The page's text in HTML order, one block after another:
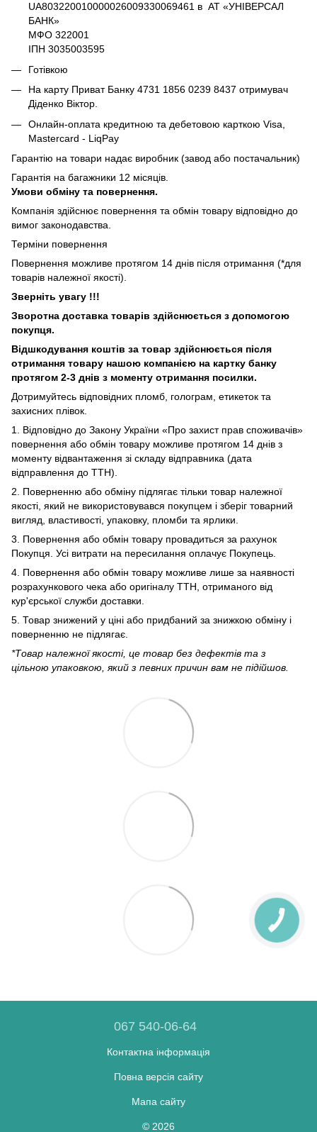
UA803220010000026009330069461 в АТ «УНІВЕРСАЛ
БАНК»
МФО 322001
ІПН 3035003595
Готівкою
На карту Приват Банку 4731 1856 0239 8437 отримувач
Діденко Віктор.
Онлайн-оплата кредитною та дебетовою карткою Visa,
Mastercard - LiqPay
Гарантію на товари надає виробник (завод або постачальник)
Гарантія на багажники 12 місяців.
Умови обміну та повернення.
Компанія здійснює повернення та обмін товару відповідно до
вимог законодавства.
Терміни повернення
Повернення можливе протягом 14 днів після отримання (*для
товарів належної якості).
Зверніть увагу !!!
Зворотна доставка товарів здійснюється з допомогою
покупця.
Відшкодування коштів за товар здійснюється після
отримання товару нашою компанією на картку банку
протягом 2-3 днів з моменту отримання посилки.
Дотримуйтесь відповідних пломб, голограм, етикеток та
захисних плівок.
1. Відповідно до Закону України «Про захист прав споживачів»
повернення або обмін товару можливе протягом 14 днів з
моменту відвантаження зі складу відправника (дата
відправлення до ТТН).
2. Поверненню або обміну підлягає тільки товар належної
якості, який не використовувався покупцем і зберіг товарний
вигляд, властивості, упаковку, пломби та ярлики.
3. Повернення або обмін товару провадиться за рахунок
Покупця. Усі витрати на пересилання оплачує Покупець.
4. Повернення або обмін товару можливе лише за наявності
розрахункового чека або оригіналу ТТН, отриманого від
кур'єрської служби доставки.
5. Товар знижений у ціні або придбаний за знижкою обміну і
поверненню не підлягає.
*Товар належної якості, це товар без дефектів та з
цільною упаковкою, який з певних причин вам не підійшов.
067 540-06-64
Контактна інформація
Повна версія сайту
Мапа сайту
© 2026